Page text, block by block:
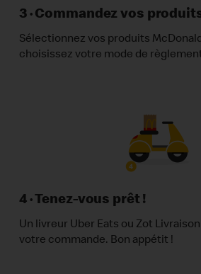
3 · Commandez vos
Sélectionnez vos produits
choisissez votre mode de
4 · Tenez-vous prêt !
Un livreur Uber Eats ou Zot
votre commande. Bon appétit !